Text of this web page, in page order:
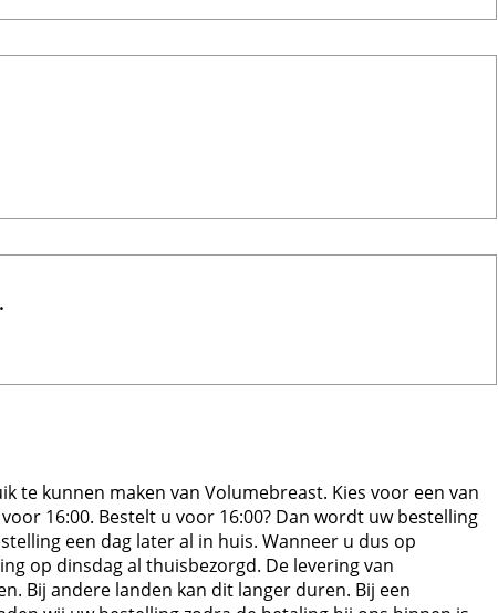
te kunnen maken van Volumebreast. Kies voor een van
16:00. Bestelt u voor 16:00? Dan wordt uw bestelling
een dag later al in huis. Wanneer u dus op
op dinsdag al thuisbezorgd. De levering van
Bij andere landen kan dit langer duren. Bij een